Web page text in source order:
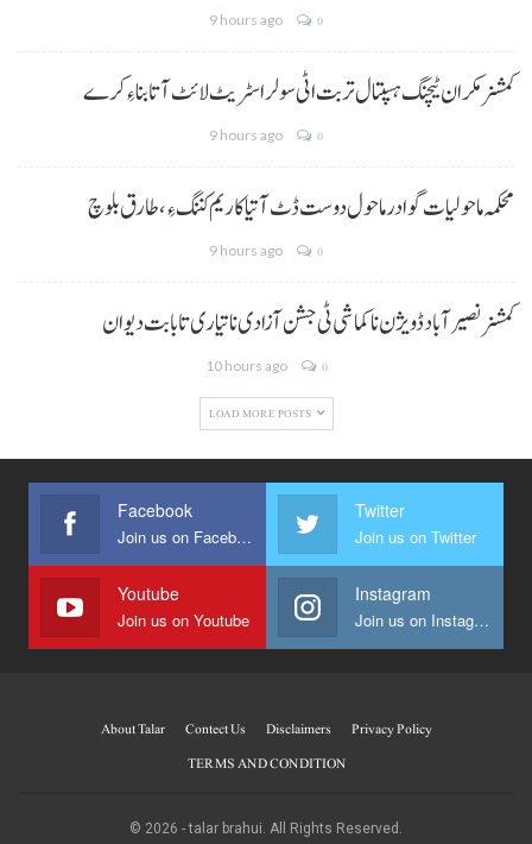
9 hours ago 0
کمشنر مکران ٹیچنگ ہسپتال تربت اٹی سولر اسٹریٹ لائٹ آتا بناءِ کرے
9 hours ago 0
محکمہ ماحولیات گوادر ماحول دوست ڈٹ آتیا کاریم کننگ ءِ، طارق بلوچ
9 hours ago 0
کمشنر نصیر آباد ڈویژن نا کماشی ٹی جشن آزادی نا تیاری تا بابت دیوان
10 hours ago 0
LOAD MORE POSTS
Facebook
Join us on Facebook
Twitter
Join us on Twitter
Youtube
Join us on Youtube
Instagram
Join us on Instagram
About Talar Contect Us Disclaimers
Privacy Policy
TERMS AND CONDITION
© 2026 - talar brahui. All Rights Reserved.